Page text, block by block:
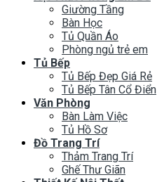
Giường Tầng
Bàn Học
Tủ Quần Áo
Phòng ngủ trẻ em
Tủ Bếp
Tủ Bếp Đẹp Giá Rẻ
Tủ Bếp Tân Cổ Điển
Văn Phòng
Bàn Làm Việc
Tủ Hồ Sơ
Đồ Trang Trí
Thảm Trang Trí
Ghế Thư Giãn